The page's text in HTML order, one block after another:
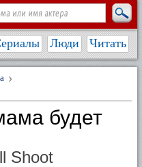
Люди Читать
будет
Shoot